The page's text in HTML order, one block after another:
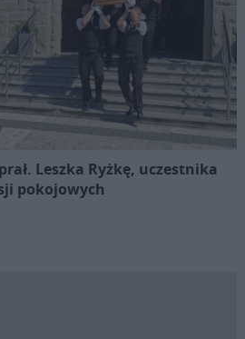
Leszka Ryżkę, uczestnika
pokojowych